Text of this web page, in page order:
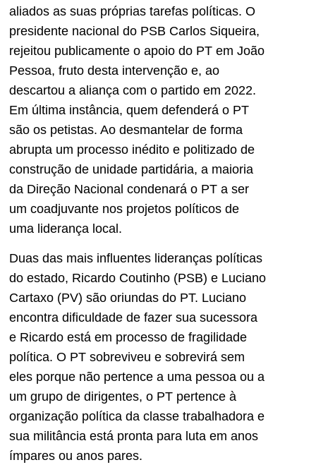
aliados as suas próprias tarefas políticas. O
presidente nacional do PSB Carlos Siqueira,
rejeitou publicamente o apoio do PT em João
Pessoa, fruto desta intervenção e, ao
descartou a aliança com o partido em 2022.
Em última instância, quem defenderá o PT
são os petistas. Ao desmantelar de forma
abrupta um processo inédito e politizado de
construção de unidade partidária, a maioria
da Direção Nacional condenará o PT a ser
um coadjuvante nos projetos políticos de
uma liderança local.
Duas das mais influentes lideranças políticas
do estado, Ricardo Coutinho (PSB) e Luciano
Cartaxo (PV) são oriundas do PT. Luciano
encontra dificuldade de fazer sua sucessora
e Ricardo está em processo de fragilidade
política. O PT sobreviveu e sobrevirá sem
eles porque não pertence a uma pessoa ou a
um grupo de dirigentes, o PT pertence à
organização política da classe trabalhadora e
sua militância está pronta para luta em anos
ímpares ou anos pares.